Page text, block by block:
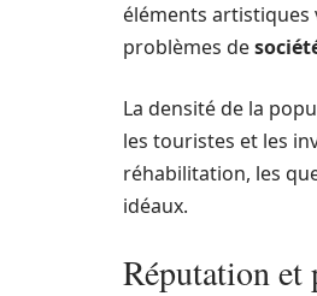
éléments
problèmes de
La densité de la
les touristes et les
réhabilitation, les
idéaux.
Réputation et